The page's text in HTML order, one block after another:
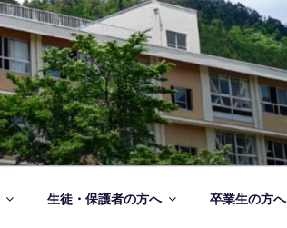
生徒・保護者の方へ 卒業生の方へ